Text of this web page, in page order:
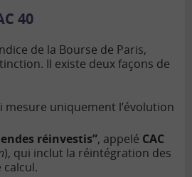
40
de la Bourse de Paris,
Il existe deux façons de
mesure uniquement l’évolution
réinvestis”, appelé CAC
), qui inclut la réintégration des
calcul.